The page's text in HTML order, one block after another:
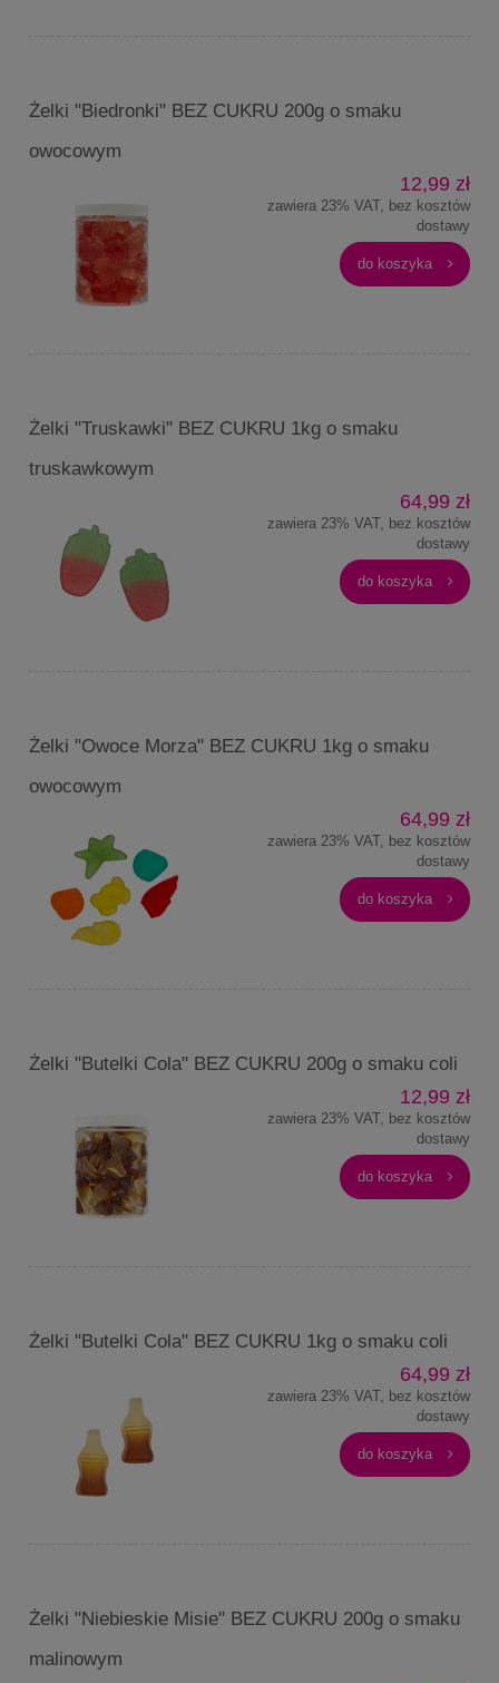
Żelki "Biedronki" BEZ CUKRU 200g o smaku
owocowym
12,99 zł
zawiera 23% VAT, bez kosztów
dostawy
do koszyka
Żelki "Truskawki" BEZ CUKRU 1kg o smaku
truskawkowym
64,99 zł
zawiera 23% VAT, bez kosztów
dostawy
do koszyka
Żelki "Owoce Morza" BEZ CUKRU 1kg o smaku
owocowym
64,99 zł
zawiera 23% VAT, bez kosztów
dostawy
do koszyka
Żelki "Butelki Cola" BEZ CUKRU 200g o smaku coli
12,99 zł
zawiera 23% VAT, bez kosztów
dostawy
do koszyka
Żelki "Butelki Cola" BEZ CUKRU 1kg o smaku coli
64,99 zł
zawiera 23% VAT, bez kosztów
dostawy
do koszyka
Żelki "Niebieskie Misie" BEZ CUKRU 200g o smaku
malinowym